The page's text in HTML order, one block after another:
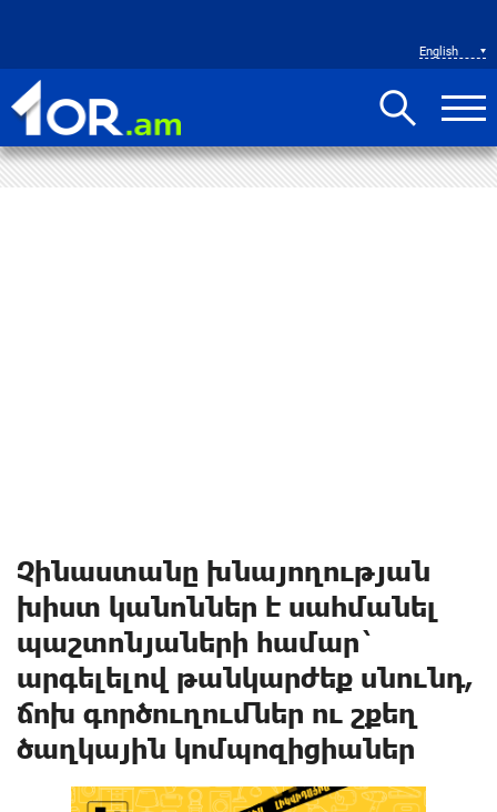
English
Չինաստանը խնայողության
խիստ կանոններ է սահմանել ​​
պաշտոնյաների համար`
արգելելով թանկարժեք սնունդ,
ճոխ գործուղումներ ու շքեղ
ծաղկային կոմպոզիցիաներ